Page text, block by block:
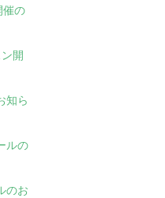
の
開
知ら
ルの
のお